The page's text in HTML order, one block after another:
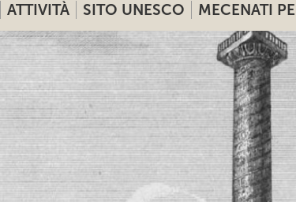
ATTIVITÀ SITO UNESCO MECENATI